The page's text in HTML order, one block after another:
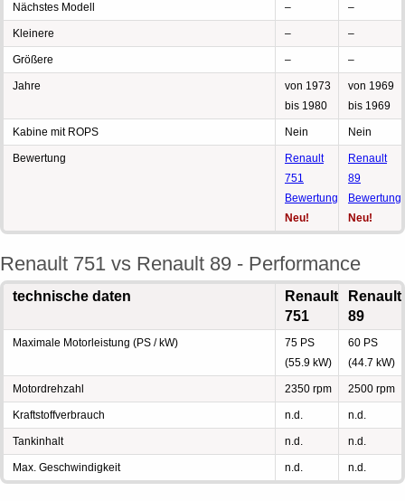
Nächstes Modell – –
Kleinere – –
Größere – –
Jahre
von 1973
bis 1980
von 1969
bis 1969
Kabine mit ROPS Nein Nein
Bewertung
Renault
751
Bewertung
Neu!
Renault
89
Bewertung
Neu!
Renault 751 vs Renault 89 - Performance
technische daten
Renault
751
Renault
89
Maximale Motorleistung (PS / kW)
75 PS
(55.9 kW)
60 PS
(44.7 kW)
Motordrehzahl 2350 rpm 2500 rpm
Kraftstoffverbrauch n.d. n.d.
Tankinhalt n.d. n.d.
Max. Geschwindigkeit n.d. n.d.